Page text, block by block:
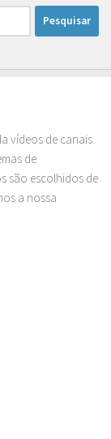
vídeos de canais
de
são escolhidos de
a nossa